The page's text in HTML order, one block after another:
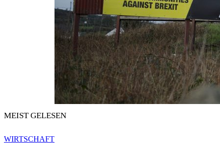
MEIST GELESEN
WIRTSCHAFT